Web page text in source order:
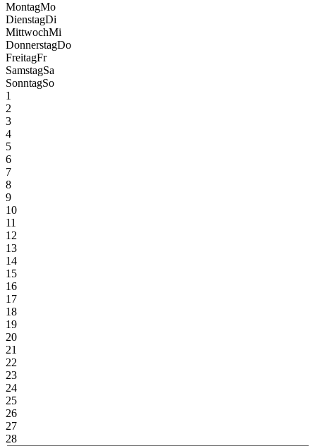
MontagMo
DienstagDi
MittwochMi
DonnerstagDo
FreitagFr
SamstagSa
SonntagSo
1
2
3
4
5
6
7
8
9
10
11
12
13
14
15
16
17
18
19
20
21
22
23
24
25
26
27
28